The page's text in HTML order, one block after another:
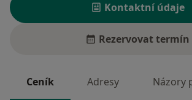
Kontaktní údaje
Rezervovat termín
Ceník Adresy Názory